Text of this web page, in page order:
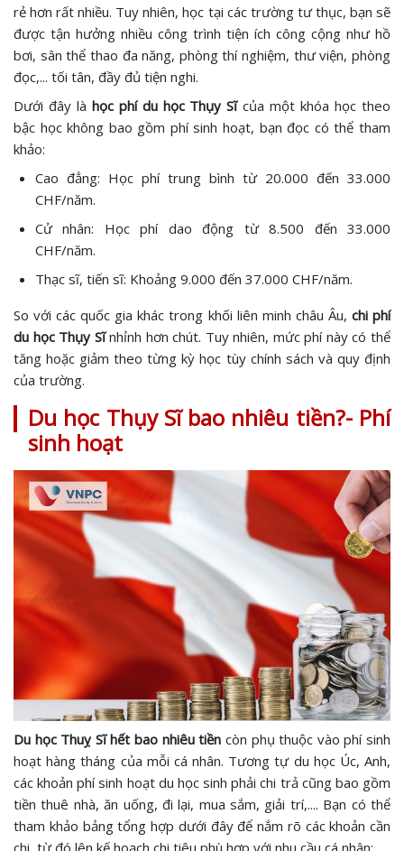
rẻ hơn rất nhiều. Tuy nhiên, học tại các trường tư thục, bạn sẽ
được tận hưởng nhiều công trình tiện ích công cộng như hồ
bơi, sân thể thao đa năng, phòng thí nghiệm, thư viện, phòng
đọc,... tối tân, đầy đủ tiện nghi.
Dưới đây là học phí du học Thụy Sĩcủa một khóa học theo
bậc học không bao gồm phí sinh hoạt, bạn đọc có thể tham
khảo:
Cao đẳng: Học phí trung bình từ 20.000 đến 33.000
CHF/năm.
Cử nhân: Học phí dao động từ 8.500 đến 33.000
CHF/năm.
Thạc sĩ, tiến sĩ: Khoảng 9.000 đến 37.000 CHF/năm.
So với các quốc gia khác trong khối liên minh châu Âu, chi phí
du học Thụy Sĩnhỉnh hơn chút. Tuy nhiên, mức phí này có thể
tăng hoặc giảm theo từng kỳ học tùy chính sách và quy định
của trường.
Du học Thụy Sĩ bao nhiêu tiền?- Phí
sinh hoạt
Du học Thuỵ Sĩ hết bao nhiêu tiền còn phụ thuộc vào phí sinh
hoạt hàng tháng của mỗi cá nhân. Tương tự du học Úc, Anh,
các khoản phí sinh hoạt du học sinh phải chi trả cũng bao gồm
tiền thuê nhà, ăn uống, đi lại, mua sắm, giải trí,.... Bạn có thể
tham khảo bảng tổng hợp dưới đây để nắm rõ các khoản cần